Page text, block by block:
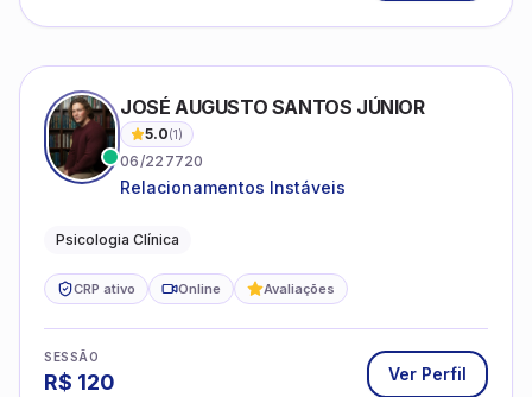
JOSÉ AUGUSTO SANTOS JÚNIOR
5.0(1)
06/227720
Relacionamentos Instáveis
Psicologia Clínica
CRP ativo Online Avaliações
SESSÃO
R$ 120 Ver Perfil